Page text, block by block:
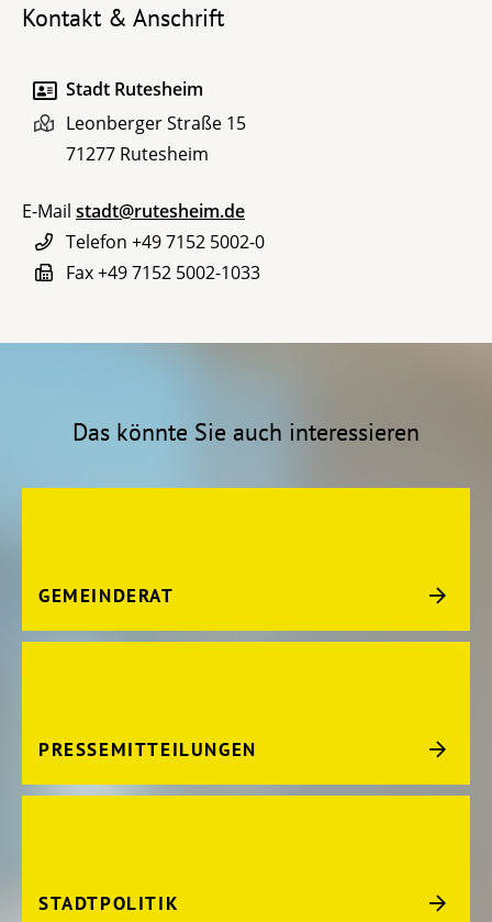
Kontakt & Anschrift
Stadt Rutesheim
Leonberger Straße 15
71277 Rutesheim
E-Mail stadt@rutesheim.de
Telefon +49 7152 5002-0
Fax+49 7152 5002-1033
Das könnte Sie auch interessieren
GEMEINDERAT
PRESSEMITTEILUNGEN
STADTPOLITIK